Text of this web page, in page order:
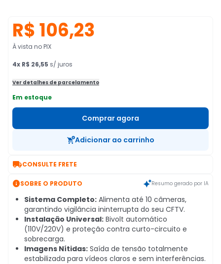
R$ 106,23
À vista no PIX
4x R$ 26,55 s/ juros
Ver detalhes de parcelamento
Em estoque
Comprar agora
Adicionar ao carrinho
CONSULTE FRETE
SOBRE O PRODUTO Resumo gerado por IA
Sistema Completo: Alimenta até 10 câmeras,
garantindo vigilância ininterrupta do seu CFTV.
Instalação Universal: Bivolt automático
(110V/220V) e proteção contra curto-circuito e
sobrecarga.
Imagens Nítidas: Saída de tensão totalmente
estabilizada para vídeos claros e sem interferências.